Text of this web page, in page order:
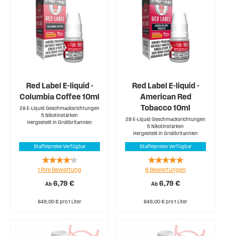
Red Label E-liquid -
Columbia Coffee 10ml
28 E-Liquid Geschmacksrichtungen
5 Nikotinstärken
Hergestellt in Großbritannien
Staffelpreise Verfügbar
Ab 6,79 €
Rating:
80%
1 Ihre Bewertung
849,00 € pro 1 Liter
Red Label E-liquid -
American Red
Tobacco 10ml
28 E-Liquid Geschmacksrichtungen
5 Nikotinstärken
Hergestellt in Großbritannien
Staffelpreise Verfügbar
Ab 6,79 €
Rating:
100%
6 Bewertungen
849,00 € pro 1 Liter